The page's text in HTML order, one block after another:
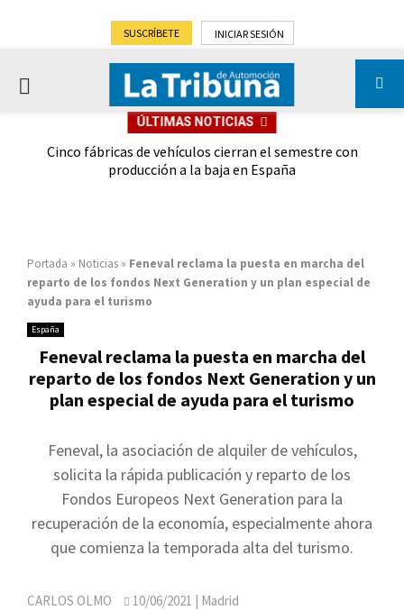
SUSCRÍBETE INICIAR SESIÓN
PRIMARY
ÚLTIMAS NOTICIAS
Cinco fábricas de vehículos cierran el semestre con
producción a la baja en España
Portada » Noticias » Feneval reclama la puesta en marcha del
reparto de los fondos Next Generation y un plan especial de
ayuda para el turismo
España
Feneval reclama la puesta en marcha del
reparto de los fondos Next Generation y un
plan especial de ayuda para el turismo
Feneval, la asociación de alquiler de vehículos,
solicita la rápida publicación y reparto de los
Fondos Europeos Next Generation para la
recuperación de la economía, especialmente ahora
que comienza la temporada alta del turismo.
CARLOS OLMO 10/06/2021 | Madrid